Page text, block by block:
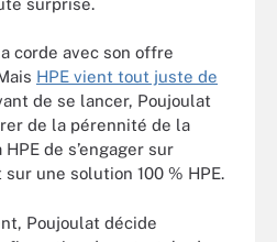
corde avec son offre
HPE vient tout juste de
de se lancer, Poujoulat
de la pérennité de la
de s’engager sur
sur une solution 100 % HPE.
Poujoulat décide